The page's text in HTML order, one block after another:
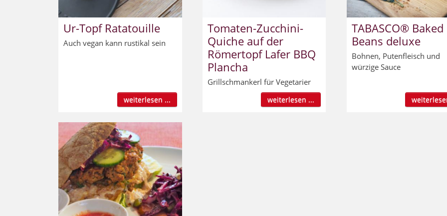
Ur-Topf Ratatouille
Auch vegan kann rustikal sein
weiterlesen ...
Tomaten-Zucchini-
Quiche auf der
Römertopf Lafer BBQ
Plancha
Grillschmankerl für Vegetarier
weiterlesen ...
TABASCO® Baked
Beans deluxe
Bohnen, Putenfleisch und
würzige Sauce